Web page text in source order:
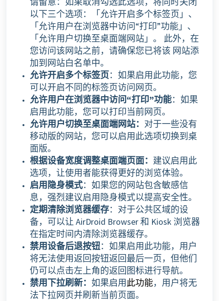
以下三个选项：「允许开启多个标签页」、
「允许用户在浏览器中访问“打印”功能」、
「允许用户切换至桌面端网站」。 此外，在
您访问该网站之前，请确保您已将该 网站添
加到网站白名单中。
允许开启多个标签页：如果启用此功能，您
可以开启不同的标签页访问网页。
允许用户在浏览器中访问“打印”功能：如果
启用此功能，您可以打印当前网页。
允许用户切换至桌面端网站： 对于一些没有
移动版的网站，您可以启用此选项切换到桌
面版。
根据设备宽度调整桌面端页面： 建议启用此
选项，让使用者能获得更好的浏览体验。
启用隐身模式：如果您的网站包含敏感信
息，强烈建议启用隐身模式以提高安全性。
定期清除浏览器缓存：对于公共区域的设
备，可以让 AirDroid Browser 和 Kiosk 浏览器
在指定时间内清除浏览器缓存。
禁用设备后退按钮：如果启用此功能，用户
将无法使用返回按钮返回最后一页，但他们
仍可以点击左上角的返回图标进行导航。
禁用下拉刷新： 如果启用此功能，用户将无
法下拉网页并刷新当前页面。